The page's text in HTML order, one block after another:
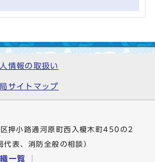
情報の取扱い
サイトマップ
押小路通河原町西入榎木町450の2
代表、消防全般の相談）
一覧